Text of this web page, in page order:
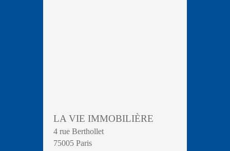
LA VIE IMMOBILIÈRE
4 rue Berthollet
75005 Paris